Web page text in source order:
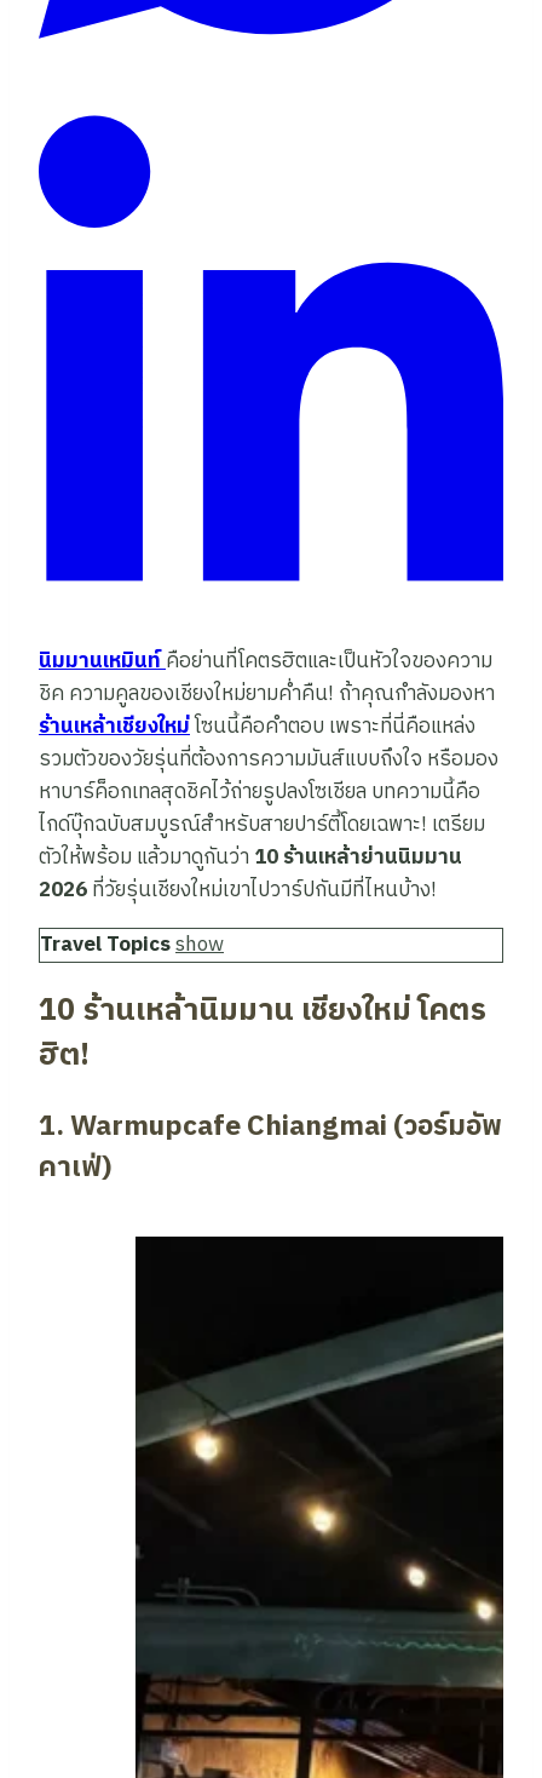
นิมมานเหมินท์คือย่านที่โคตรฮิตและเป็นหัวใจของความ
ชิค ความคูลของเชียงใหม่ยามค่ำคืน! ถ้าคุณกำลังมองหา
ร้านเหล้าเชียงใหม่โซนนี้คือคำตอบ เพราะที่นี่คือแหล่ง
รวมตัวของวัยรุ่นที่ต้องการความมันส์แบบถึงใจ หรือมอง
หาบาร์ค็อกเทลสุดชิคไว้ถ่ายรูปลงโซเชียล บทความนี้คือ
ไกด์บุ๊กฉบับสมบูรณ์สำหรับสายปาร์ตี้โดยเฉพาะ! เตรียม
ตัวให้พร้อม แล้วมาดูกันว่า 10 ร้านเหล้าย่านนิมมาน
2026ที่วัยรุ่นเชียงใหม่เขาไปวาร์ปกันมีที่ไหนบ้าง!
Travel Topicsshow
10 ร้านเหล้านิมมาน เชียงใหม่ โคตร
ฮิต!
1. Warmupcafe Chiangmai (วอร์มอัพ
คาเฟ่)